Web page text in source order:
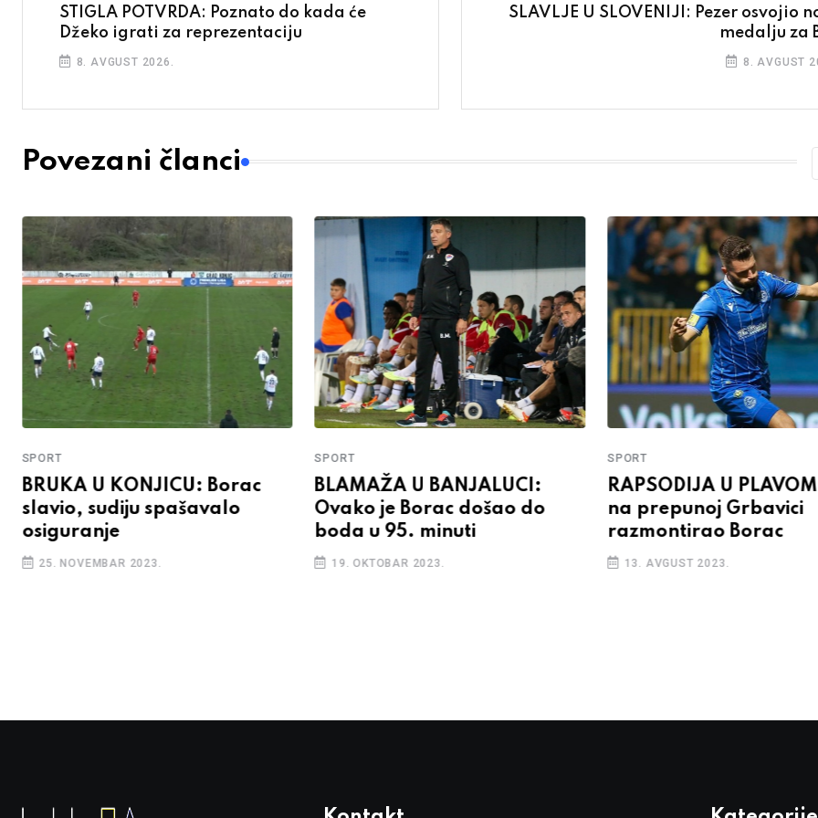
STIGLA POTVRDA: Poznato do kada će
Džeko igrati za reprezentaciju
8. AVGUST 2026.
SLAVLJE U SLOVENIJI: Pezer osvojio
medalju za
8. AVGUST
Povezani članci
SPORT
BRUKA U KONJICU: Borac
slavio, sudiju spašavalo
osiguranje
25. NOVEMBAR 2023.
SPORT
BLAMAŽA U BANJALUCI:
Ovako je Borac došao do
boda u 95. minuti
19. OKTOBAR 2023.
SPORT
RAPSODIJA U
na prepunoj Grbavici
razmontirao Borac
13. AVGUST 2023.